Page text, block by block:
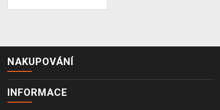
NAKUPOVÁNÍ
INFORMACE